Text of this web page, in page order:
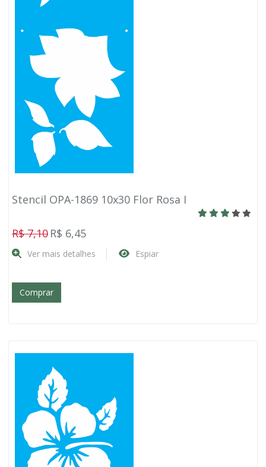
Stencil OPA-1869 10x30 Flor Rosa I
R$ 7,10 R$ 6,45
Ver mais detalhes Espiar
Comprar